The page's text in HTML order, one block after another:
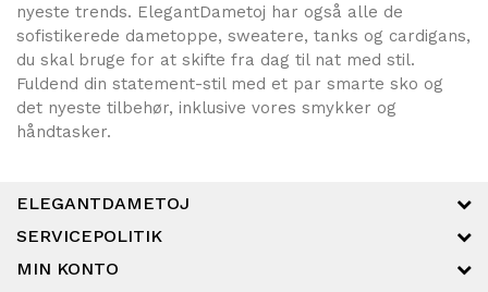
nyeste trends. ElegantDametoj har også alle de
sofistikerede dametoppe, sweatere, tanks og cardigans,
du skal bruge for at skifte fra dag til nat med stil.
Fuldend din statement-stil med et par smarte sko og
det nyeste tilbehør, inklusive vores smykker og
håndtasker.
ELEGANTDAMETOJ
SERVICEPOLITIK
MIN KONTO